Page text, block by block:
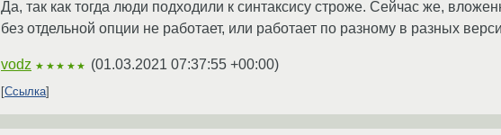
Да, так как тогда люди подходили к синтаксису строже. Сейчас же,
без отдельной опции не работает, или работает по разному в разных
vodz ★★★★★ (01.03.2021 07:37:55 +00:00)
Ссылка